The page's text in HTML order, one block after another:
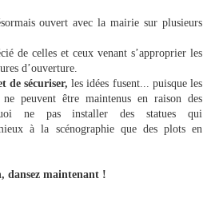
ouvert avec la mairie sur plusieurs
de celles et ceux venant s’approprier les
d’ouverture.
de sécuriser, les idées fusent... puisque les
ne peuvent être maintenus en raison des
ne pas installer des statues qui
à la scénographie que des plots en
dansez maintenant !